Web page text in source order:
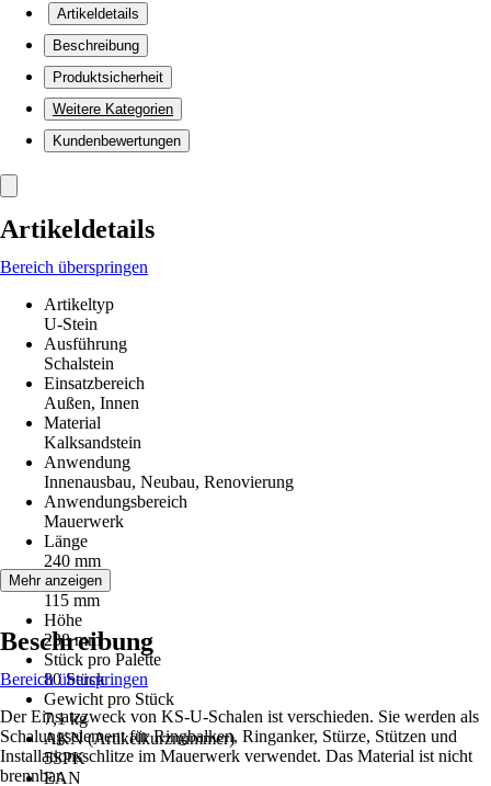
Artikeldetails
Beschreibung
Produktsicherheit
Weitere Kategorien
Kundenbewertungen
Artikeldetails
Bereich überspringen
Artikeltyp
U-Stein
Ausführung
Schalstein
Einsatzbereich
Außen, Innen
Material
Kalksandstein
Anwendung
Innenausbau, Neubau, Renovierung
Anwendungsbereich
Mauerwerk
Länge
240 mm
Breite
115 mm
Höhe
238 mm
Stück pro Palette
80 Stück
Gewicht pro Stück
7,1 kg
AKN (Artikelkurznummer)
5SPK
EAN
Mehr anzeigen
Beschreibung
Bereich überspringen
Der Einsatzzweck von KS-U-Schalen ist verschieden. Sie werden als
Schalungselement für Ringbalken, Ringanker, Stürze, Stützen und
Installationsschlitze im Mauerwerk verwendet. Das Material ist nicht
brennbar.